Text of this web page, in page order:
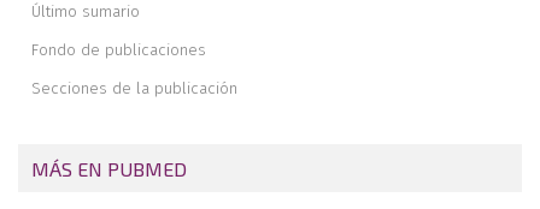
Último sumario
Fondo de publicaciones
Secciones de la publicación
MÁS EN PUBMED